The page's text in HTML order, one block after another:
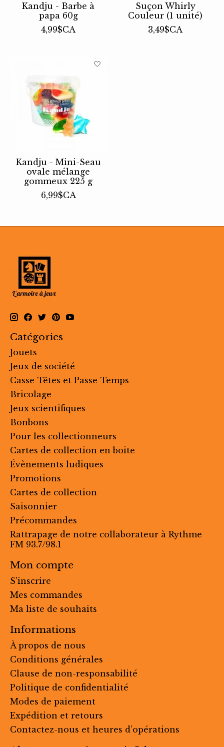
Kandju - Barbe à
papa 60g
4,99$CA
Suçon Whirly
Couleur (1 unité)
3,49$CA
Kandju - Mini-Seau
ovale mélange
gommeux 225 g
6,99$CA
Catégories
Jouets
Jeux de société
Casse-Têtes et Passe-Temps
Bricolage
Jeux scientifiques
Bonbons
Pour les collectionneurs
Cartes de collection en boite
Évènements ludiques
Promotions
Cartes de collection
Saisonnier
Précommandes
Rattrapage de notre collaborateur à Rythme
FM 93.7/98.1
Mon compte
S'inscrire
Mes commandes
Ma liste de souhaits
Informations
À propos de nous
Conditions générales
Clause de non-responsabilité
Politique de confidentialité
Modes de paiement
Expédition et retours
Contactez-nous et heures d’opérations